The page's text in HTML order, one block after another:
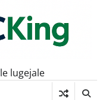
lugejale